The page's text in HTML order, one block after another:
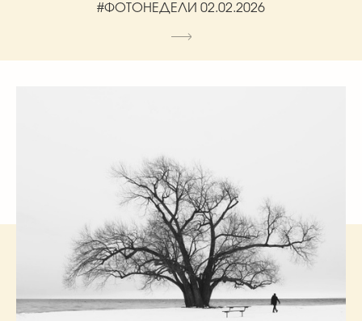
#ФОТОНЕДЕЛИ 02.02.2026